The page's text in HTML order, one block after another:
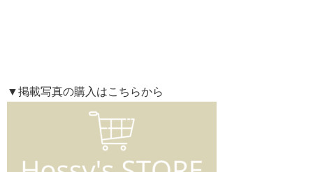
▼掲載写真の購入はこちらから